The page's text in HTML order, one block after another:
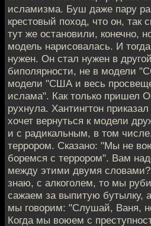
исламизма. Буш даже пару
крестовый поход, что он, так
тут же остановили, конечно,
модель нарисовалась. И
нужен. Он стал нужен в
биполярности, не в модели
модели "США и весь
ислама". Как только пришел
рухнула. Хантингтон
хочет вернуться к модели
и с радикальным, в том
террором. Сказано: "Мы не
боремся с террором". Вам
между этими двумя
знаю, с алкоголем, то мы
сажаем за выпитую бутылку,
мы говорим: "Слушай, Ваня,
Когда мы воюем с